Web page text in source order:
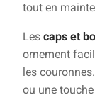
tout en
Les caps et
ornement
les
ou une